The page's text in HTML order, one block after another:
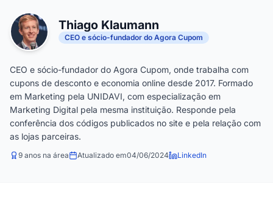
Thiago Klaumann
CEO e sócio-fundador do Agora Cupom
CEO e sócio-fundador do Agora Cupom, onde trabalha com
cupons de desconto e economia online desde 2017. Formado
em Marketing pela UNIDAVI, com especialização em
Marketing Digital pela mesma instituição. Responde pela
conferência dos códigos publicados no site e pela relação com
as lojas parceiras.
9 anos na área Atualizado em04/06/2024 LinkedIn